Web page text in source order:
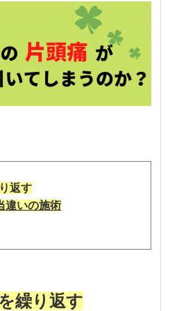
返す
違いの施術
繰り返す